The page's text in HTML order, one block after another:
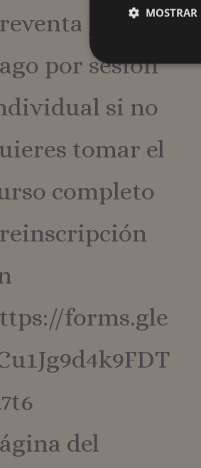
y el
por sesión
si no
tomar el
completo
forms.gle
del
MOSTRAR
Las cookies de
Nombre